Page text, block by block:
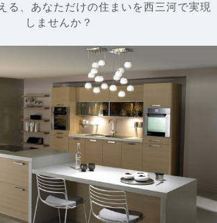
る、あなただけの住まいを西三河で実現
しませんか？